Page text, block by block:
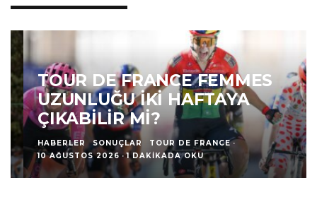
TOUR DE FRANCE FEMMES
UZUNLUĞU İKI HAFTAYA
ÇIKABILIR MI?
HABERLER SONUÇLAR TOUR DE FRANCE ·
10 AĞUSTOS 2026 · 1 DAKIKADA OKU